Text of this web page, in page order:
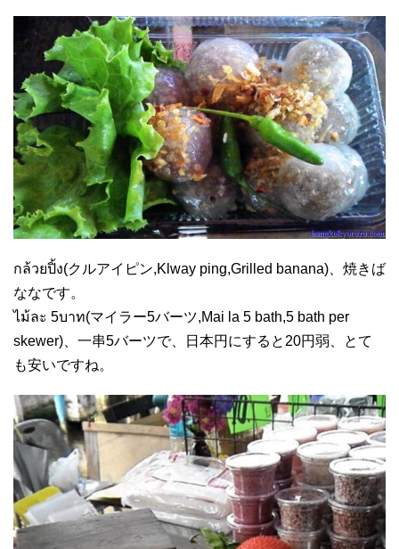
กล้วยปิ้ง(クルアイピン,Klway ping,Grilled banana)、焼きば
ななです。
ไม้ละ 5บาท(マイラー5バーツ,Mai la 5 bath,5 bath per
skewer)、一串5バーツで、日本円にすると20円弱、とて
も安いですね。